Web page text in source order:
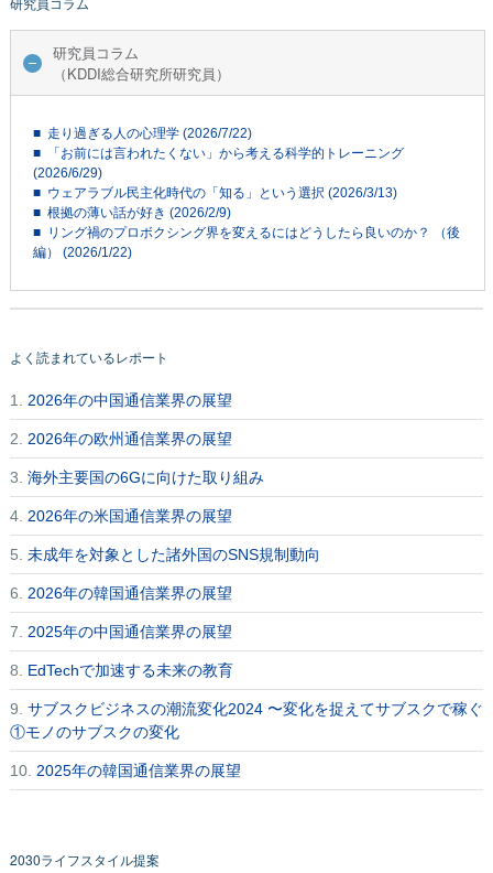
研究員コラム
（KDDI総合研究所研究員）
■ 走り過ぎる人の心理学 (2026/7/22)
■ 「お前には言われたくない」から考える科学的トレーニング
(2026/6/29)
■ ウェアラブル民主化時代の「知る」という選択 (2026/3/13)
■ 根拠の薄い話が好き (2026/2/9)
■ リング禍のプロボクシング界を変えるにはどうしたら良いのか？ （後
編） (2026/1/22)
よく読まれているレポート
1. 2026年の中国通信業界の展望
2. 2026年の欧州通信業界の展望
3. 海外主要国の6Gに向けた取り組み
4. 2026年の米国通信業界の展望
5. 未成年を対象とした諸外国のSNS規制動向
6. 2026年の韓国通信業界の展望
7. 2025年の中国通信業界の展望
8. EdTechで加速する未来の教育
9. サブスクビジネスの潮流変化2024 〜変化を捉えてサブスクで稼ぐ
①モノのサブスクの変化
10. 2025年の韓国通信業界の展望
2030ライフスタイル提案